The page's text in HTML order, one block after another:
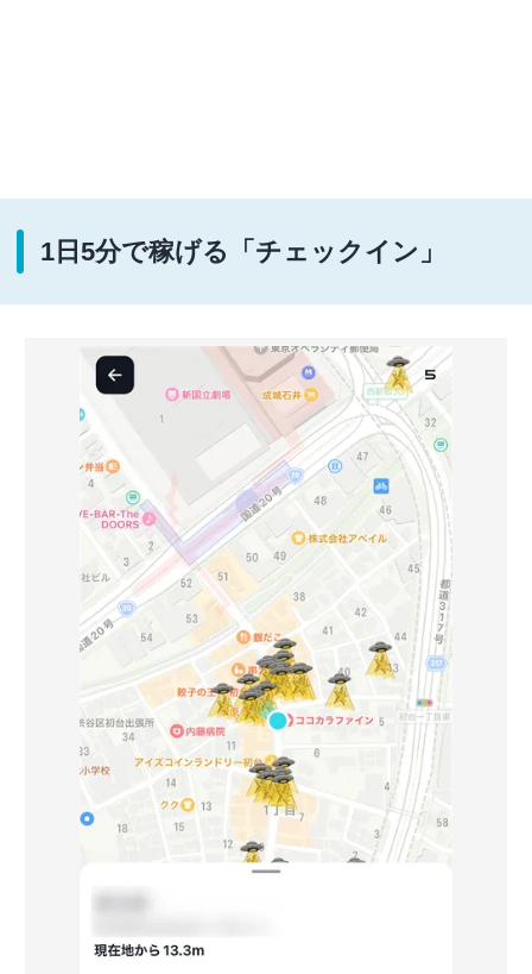
1日5分で稼げる「チェックイン」